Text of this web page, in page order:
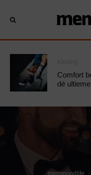
Comfort
dé
mensgoodlife ·